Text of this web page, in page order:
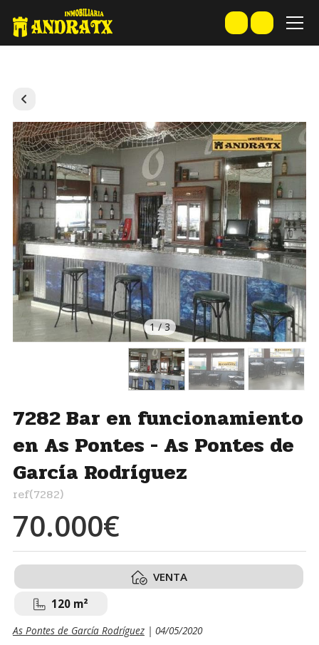
1/3
7282 Bar en funcionamiento
en As Pontes - As Pontes de
García Rodríguez
ref(7282)
70.000€
VENTA
120 m²
As Pontes de García Rodríguez| 04/05/2020